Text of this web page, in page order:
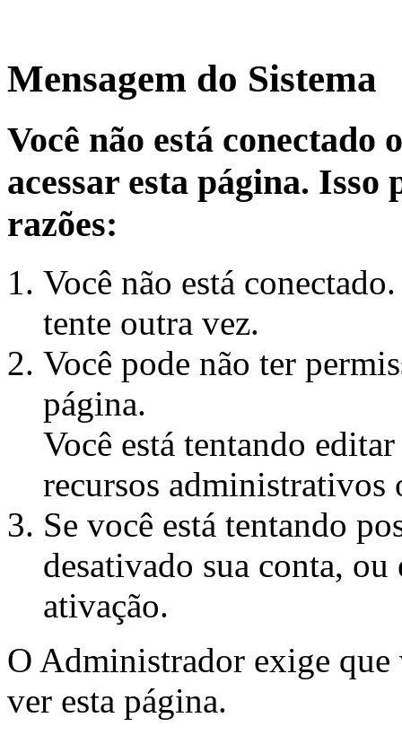
Mensagem do Sistema
Você não está conectado
acessar esta página.
razões:
Você não está
tente outra vez.
Você pode não ter
página.
Você está tentando
recursos
Se você está tentando
desativado sua conta, ou
ativação.
O Administrador exige que
ver esta página.